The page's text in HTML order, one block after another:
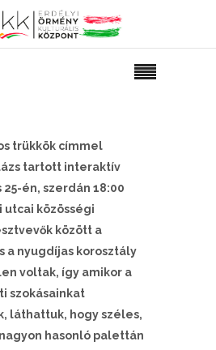
trükkök címmel
tartott interaktív
én, szerdán 18:00
utcai közösségi
között a
a nyugdíjas korosztály
voltak, így amikor a
szokásainkat
láthattuk, hogy széles,
hasonló palettán